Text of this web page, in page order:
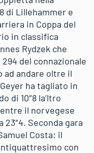
di Lillehammer e
in Coppa del
in classifica
Rydzek che
del connazionale
ad andare oltre il
ha tagliato in
di 10″8 la’ltro
il norvegese
Seconda gara
Costa: il
con